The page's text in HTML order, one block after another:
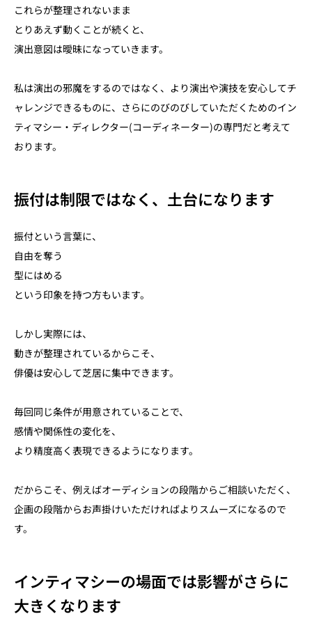
これらが整理されないまま
とりあえず動くことが続くと、
演出意図は曖昧になっていきます。
私は演出の邪魔をするのではなく、より演出や演技を安心してチ
ャレンジできるものに、さらにのびのびしていただくためのイン
ティマシー・ディレクター(コーディネーター)の専門だと考えて
おります。
振付は制限ではなく、土台になります
振付という言葉に、
自由を奪う
型にはめる
という印象を持つ方もいます。
しかし実際には、
動きが整理されているからこそ、
俳優は安心して芝居に集中できます。
毎回同じ条件が用意されていることで、
感情や関係性の変化を、
より精度高く表現できるようになります。
だからこそ、例えばオーディションの段階からご相談いただく、
企画の段階からお声掛けいただければよりスムーズになるので
す。
インティマシーの場面では影響がさらに
大きくなります